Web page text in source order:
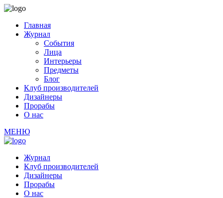
Главная
Журнал
События
Лица
Интерьеры
Предметы
Блог
Клуб производителей
Дизайнеры
Прорабы
О нас
МЕНЮ
Журнал
Клуб производителей
Дизайнеры
Прорабы
О нас